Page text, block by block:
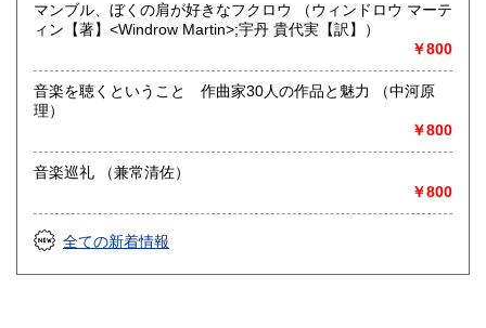
マンブル、ぼくの肩が好きなフクロウ （ウィンドロウ マーテ
ィン【著】<Windrow Martin>;宇丹 貴代実【訳】）
￥800
音楽を聴くということ 作曲家30人の作品と魅力 （中河原
理）
￥800
音楽巡礼 （兼常清佐）
￥800
全ての新着情報